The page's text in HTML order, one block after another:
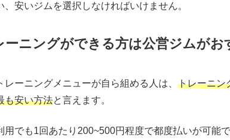
安いジムを選択しなければいけません。
ーニングができる方は公営ジムがお
ーニングメニューが自ら組める人は、 トレーニン
も安い方法と言えます。
用でも1回あたり200~500円程度で都度払いが可能